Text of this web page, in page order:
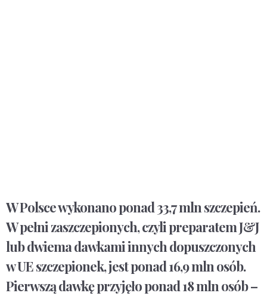
W Polsce wykonano ponad 33,7 mln szczepień.
W pełni zaszczepionych, czyli preparatem J&J
lub dwiema dawkami innych dopuszczonych
w UE szczepionek, jest ponad 16,9 mln osób.
Pierwszą dawkę przyjęło ponad 18 mln osób –